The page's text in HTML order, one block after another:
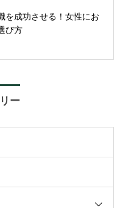
を成功させる！女性にお
び方
ー